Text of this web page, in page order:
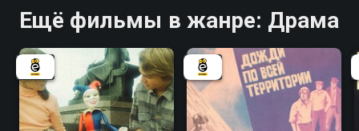
Ещё фильмы в жанре: Драма